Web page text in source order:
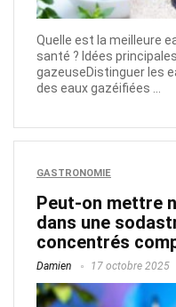
Quelle est la meilleure
santé ? Idées
gazeuseDistinguer les
des eaux gazéifiées ...
GASTRONOMIE
Peut-on mettre
dans une
concentrés
Damien 17 octobre 2025